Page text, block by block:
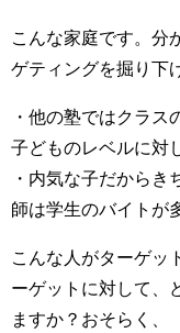
こんな家庭です。分
ゲティングを掘り下
・他の塾ではクラス
子どものレベルに対
・内気な子だからき
師は学生のバイトが
こんな人がターゲッ
ーゲットに対して、
ますか？おそらく、